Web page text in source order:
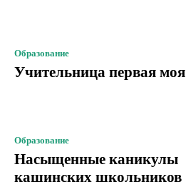
Образование
Учительница первая моя
Образование
Насыщенные каникулы
кашинских школьников